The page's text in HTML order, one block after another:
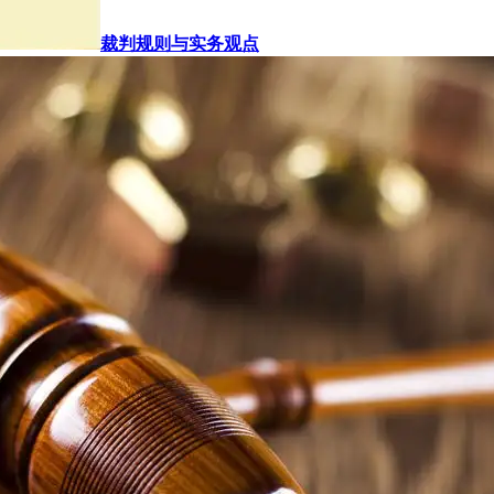
裁判规则与实务观点